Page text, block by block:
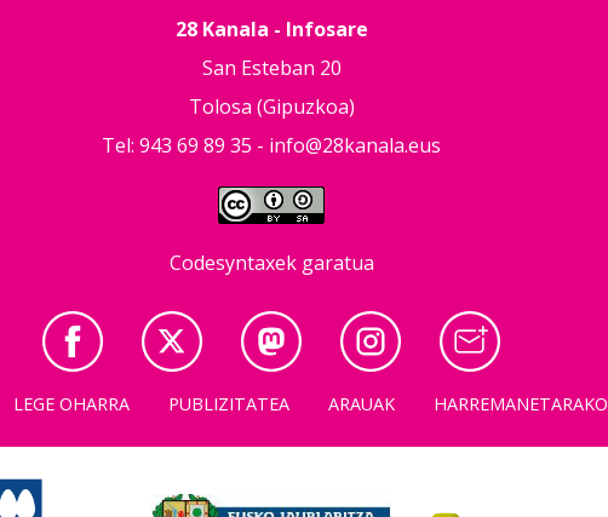
28 Kanala - Infosare
San Esteban 20
Tolosa (Gipuzkoa)
Tel: 943 69 89 35 - info@28kanala.eus
Codesyntaxek garatua
LEGE OHARRA PUBLIZITATEA ARAUAK HARREMANETARAKO